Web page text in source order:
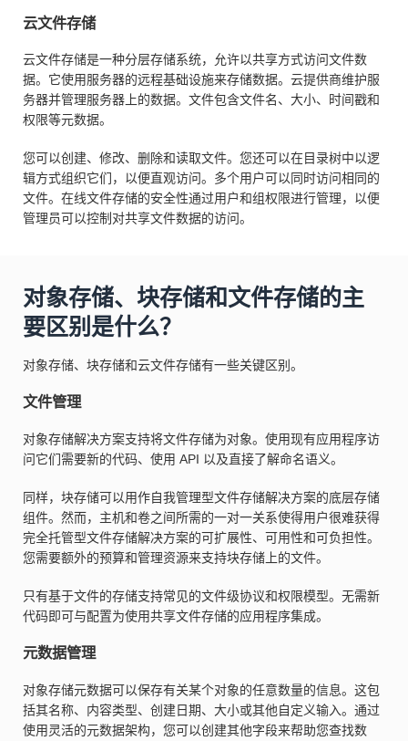
云文件存储
云文件存储是一种分层存储系统，允许以共享方式访问文件数
据。它使用服务器的远程基础设施来存储数据。云提供商维护服
务器并管理服务器上的数据。文件包含文件名、大小、时间戳和
权限等元数据。
您可以创建、修改、删除和读取文件。您还可以在目录树中以逻
辑方式组织它们，以便直观访问。多个用户可以同时访问相同的
文件。在线文件存储的安全性通过用户和组权限进行管理，以便
管理员可以控制对共享文件数据的访问。
对象存储、块存储和文件存储的主
要区别是什么？
对象存储、块存储和云文件存储有一些关键区别。
文件管理
对象存储解决方案支持将文件存储为对象。使用现有应用程序访
问它们需要新的代码、使用 API 以及直接了解命名语义。
同样，块存储可以用作自我管理型文件存储解决方案的底层存储
组件。然而，主机和卷之间所需的一对一关系使得用户很难获得
完全托管型文件存储解决方案的可扩展性、可用性和可负担性。
您需要额外的预算和管理资源来支持块存储上的文件。
只有基于文件的存储支持常见的文件级协议和权限模型。无需新
代码即可与配置为使用共享文件存储的应用程序集成。
元数据管理
对象存储元数据可以保存有关某个对象的任意数量的信息。这包
括其名称、内容类型、创建日期、大小或其他自定义输入。通过
使用灵活的元数据架构，您可以创建其他字段来帮助您查找数